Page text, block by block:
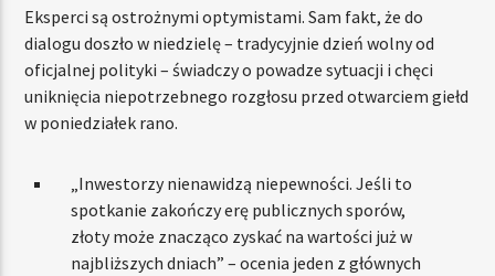
Eksperci są ostrożnymi optymistami. Sam fakt, że do
dialogu doszło w niedzielę – tradycyjnie dzień wolny od
oficjalnej polityki – świadczy o powadze sytuacji i chęci
uniknięcia niepotrzebnego rozgłosu przed otwarciem giełd
w poniedziałek rano.
„Inwestorzy nienawidzą niepewności. Jeśli to
spotkanie zakończy erę publicznych sporów,
złoty może znacząco zyskać na wartości już w
najbliższych dniach” – ocenia jeden z głównych